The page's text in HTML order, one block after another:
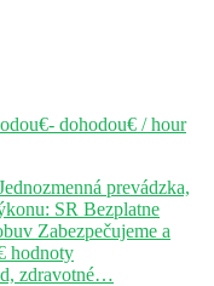
dohodou€ / hour
prevádzka,
SR Bezplatne
Zabezpečujeme a
hodnoty
zdravotné…